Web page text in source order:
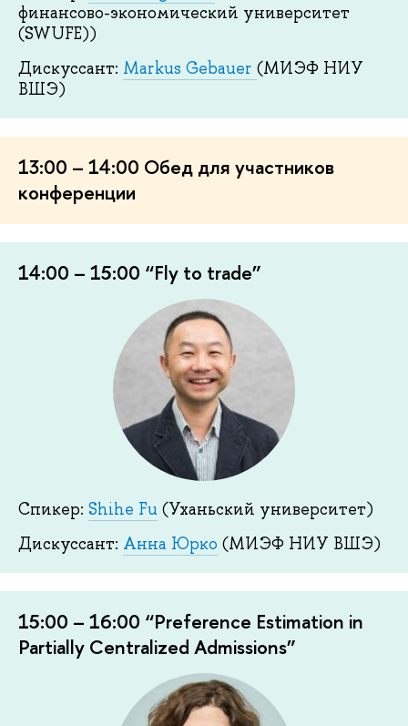
финансово-экономический университет
(SWUFE))
Дискуссант: Markus Gebauer (МИЭФ НИУ
ВШЭ)
13:00 – 14:00 Обед для участников
конференции
14:00 – 15:00 “Fly to trade”
Спикер: Shihe Fu (Уханьский университет)
Дискуссант: Анна Юрко (МИЭФ НИУ ВШЭ)
15:00 – 16:00 “Preference Estimation in
Partially Centralized Admissions”